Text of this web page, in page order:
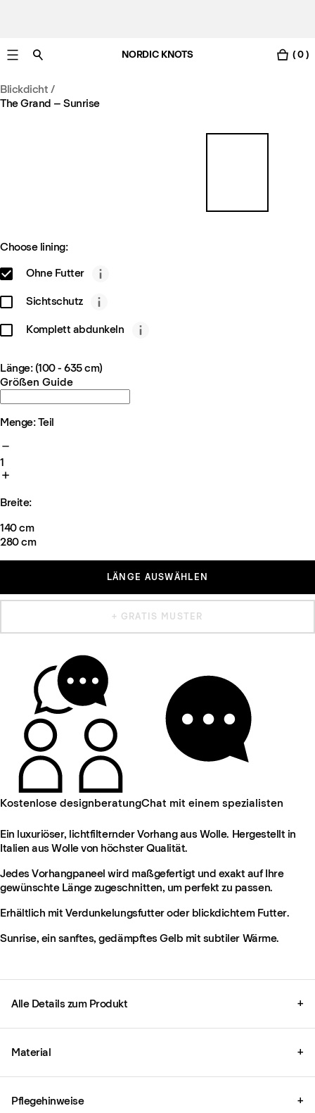
Gratis Lieferung nach Deutschland in 3-6 Werktagen
NORDIC KNOTS ( 0 )
Blickdicht /
The Grand – Sunrise
Choose lining:
Ohne Futter
Sichtschutz
Komplett abdunkeln
Länge: (100 - 635 cm)
Größen Guide
Menge: Teil
1
Breite:
140 cm
280 cm
LÄNGE AUSWÄHLEN
+ GRATIS MUSTER
Kostenlose designberatungChat mit einem spezialisten
Ein luxuriöser, lichtfilternder Vorhang aus Wolle. Hergestellt in
Italien aus Wolle von höchster Qualität.
Jedes Vorhangpaneel wird maßgefertigt und exakt auf Ihre
gewünschte Länge zugeschnitten, um perfekt zu passen.
Erhältlich mit Verdunkelungsfutter oder blickdichtem Futter.
Sunrise, ein sanftes, gedämpftes Gelb mit subtiler Wärme.
Alle Details zum Produkt +
Material +
Pflegehinweise +